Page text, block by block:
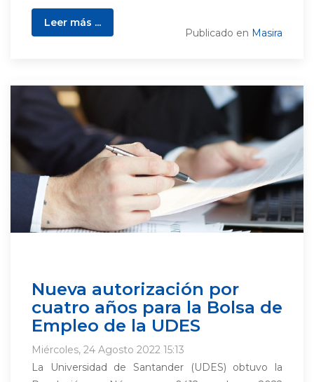
Leer más ...
Publicado en Masira
Nueva autorización por
cuatro años para la Bolsa de
Empleo de la UDES
Miércoles, 24 Agosto 2022 15:13
La Universidad de Santander (UDES) obtuvo la